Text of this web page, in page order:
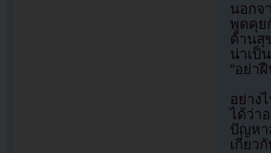
นอกจ
พูดคุย
ด้าน
น่าเป็
“อย่า
อย่าง
ได้ว่า
ปัญหา
เกี่ยว